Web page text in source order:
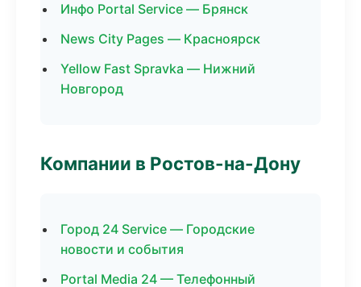
Инфо Portal Service — Брянск
News City Pages — Красноярск
Yellow Fast Spravka — Нижний
Новгород
Компании в Ростов-на-Дону
Город 24 Service — Городские
новости и события
Portal Media 24 — Телефонный